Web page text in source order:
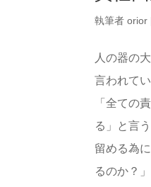
執筆者orior
人の器の
言われて
「全ての
る」と言
留める為
るのか？